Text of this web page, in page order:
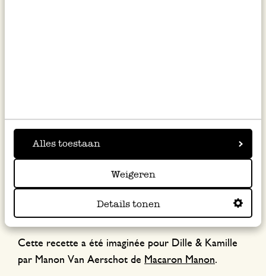
Alles toestaan
Weigeren
Details tonen
jusqu’à ce que les œufs soient cuits.
Garnissez de coriandre fraîche et servez accompagné
Cette recette a été imaginée pour Dille & Kamille
par Manon Van Aerschot de Macaron Manon.